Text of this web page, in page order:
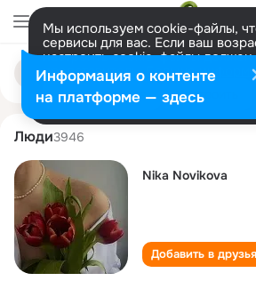
Мы используем cookie-файлы,
сервисы для вас. Если ваш
настроить cookie-файлы
представитель. Больше
Разрешить все Настроить
Поиск
людям
nika novikova
Люди3946
Nika Novikova
Добавить в друзья
Информация о контенте
на платформе — здесь